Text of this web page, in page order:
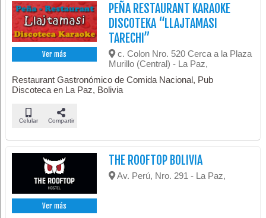
Ver más
PEÑA RESTAURANT KARAOKE
DISCOTEKA “LLAJTAMASI
TARECHI”
c. Colon Nro. 520 Cerca a la Plaza
Murillo (Central) - La Paz,
Restaurant Gastronómico de Comida Nacional, Pub
Discoteca en La Paz, Bolivia
Celular Compartir
Ver más
THE ROOFTOP BOLIVIA
Av. Perú, Nro. 291 - La Paz,